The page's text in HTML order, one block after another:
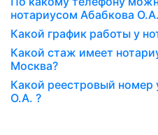
нотариусом Абабкова
Какой график работы у
Какой стаж имеет
Москва?
Какой реестровый номер
О.А. ?